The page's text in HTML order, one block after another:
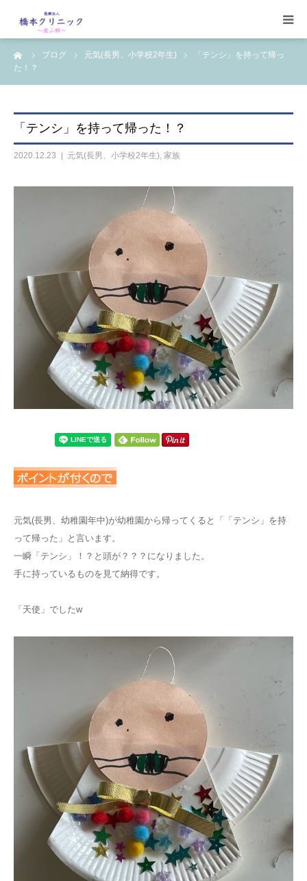
ブログ 元気(長男、小学校2年生)
「テンシ」を持って帰っ
た！？
「テンシ」を持って帰った！？
2020.12.23 元気(長男、小学校2年生), 家族
元気(長男、幼稚園年中)が幼稚園から帰ってくると「「テンシ」を持
って帰った」と言います。
一瞬「テンシ」！？と頭が？？？になりました。
手に持っているものを見て納得です。
「天使」でしたw
受診案内
設備